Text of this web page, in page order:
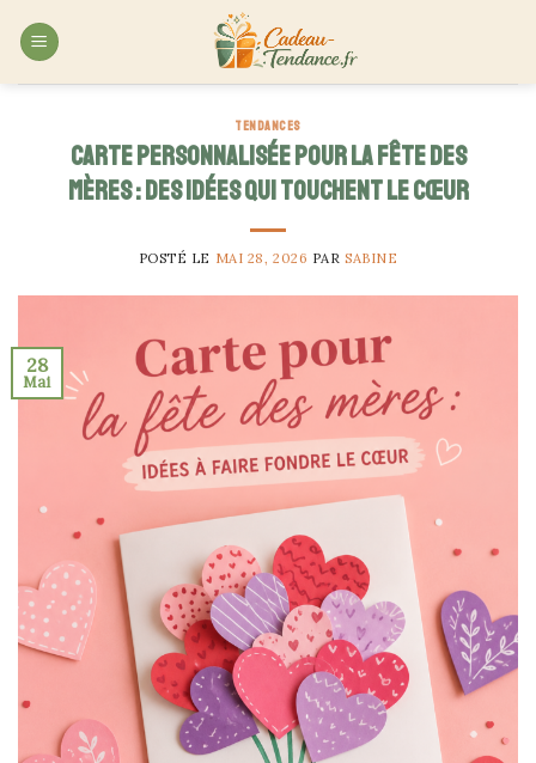
TENDANCES
Carte personnalisée pour la fête des
mères : des idées qui touchent le cœur
POSTÉ LE MAI 28, 2026 PARSABINE
28
Mai